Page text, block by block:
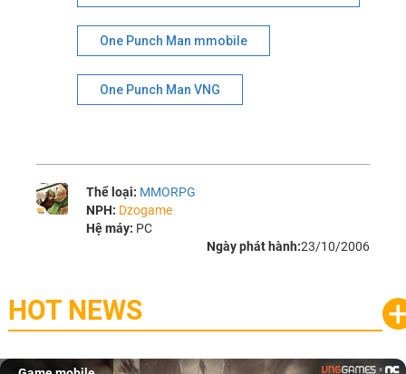
One Punch Man mmobile
One Punch Man VNG
Thể loại: MMORPG
NPH: Dzogame
Hệ máy: PC
Ngày phát hành:23/10/2006
HOT NEWS